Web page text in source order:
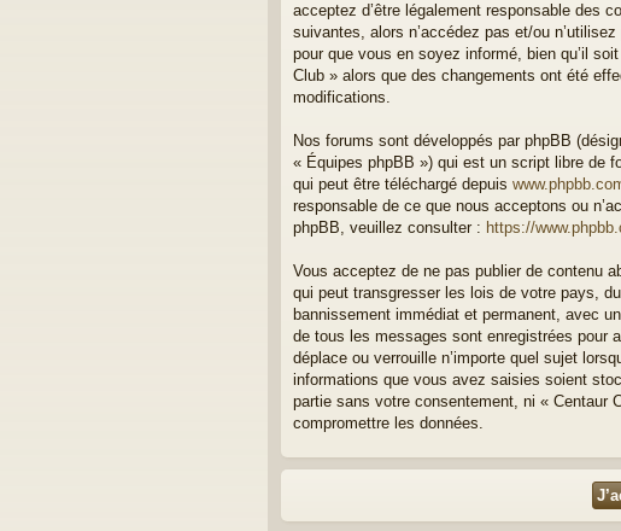
acceptez d’être légalement responsable des
suivantes, alors n’accédez pas et/ou
pour que vous en soyez informé, bien qu’il
Club » alors que des changements ont été
modifications.
Nos forums sont développés par phpBB
« Équipes phpBB ») qui est un script libre de
qui peut être téléchargé depuis
responsable de ce que nous acceptons ou
phpBB, veuillez consulter : https://
Vous acceptez de ne pas publier de contenu
qui peut transgresser les lois de votre pays,
bannissement immédiat et permanent, avec
de tous les messages sont enregistrées pour
déplace ou verrouille n’importe quel sujet
informations que vous avez saisies soient
partie sans votre consentement, ni « Centaur
compromettre les données.